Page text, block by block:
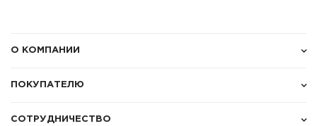
О КОМПАНИИ
ПОКУПАТЕЛЮ
СОТРУДНИЧЕСТВО